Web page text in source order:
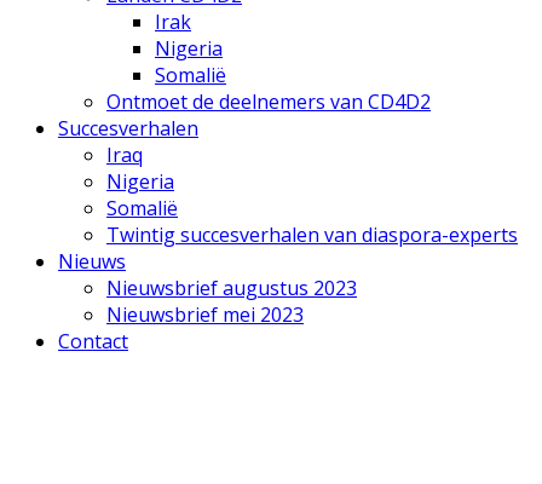
Irak
Nigeria
Somalië
Ontmoet de deelnemers van CD4D2
Succesverhalen
Iraq
Nigeria
Somalië
Twintig succesverhalen van diaspora-experts
Nieuws
Nieuwsbrief augustus 2023
Nieuwsbrief mei 2023
Contact